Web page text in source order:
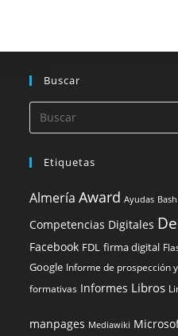
Buscar
Etiquetas
Almería Award Ayudas Bash
Competencias Digitales
Facebook FDL firma digital
Google Informe de prospección
formativas Informes Libros
manpages Mediawiki